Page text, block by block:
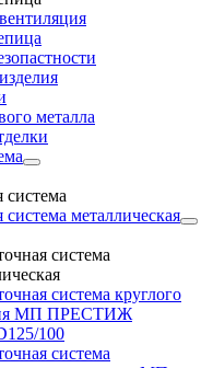
металла
система
система металлическая
система
система круглого
МП ПРЕСТИЖ
100
система